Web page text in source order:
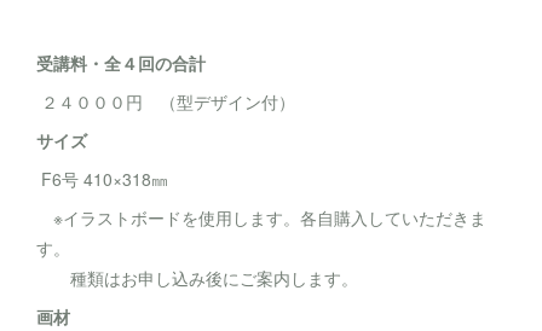
受講料・全４回の合計
２４０００円 （型デザイン付）
サイズ
F6号 410×318㎜
※イラストボードを使用します。各自購入していただきま
す。
種類はお申し込み後にご案内します。
画材